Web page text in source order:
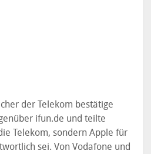
der Telekom bestätige
ifun.de und teilte
Telekom, sondern Apple für
sei. Von Vodafone und